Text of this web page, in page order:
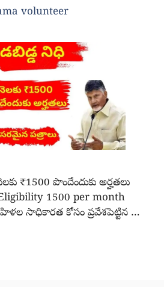
volunteer
₹1500 పొందేందుకు అర్హతలు
1500 per month
మహిళల సాధికారత కోసం ప్రవేశపెట్టిన …